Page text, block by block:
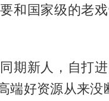
和国家级的老
期新人，自打
端好资源从来